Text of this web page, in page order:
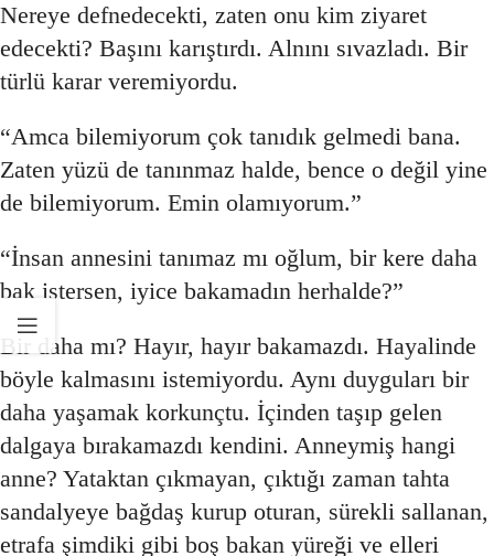
Nereye defnedecekti, zaten onu kim ziyaret
edecekti? Başını karıştırdı. Alnını sıvazladı. Bir
türlü karar veremiyordu.
“Amca bilemiyorum çok tanıdık gelmedi bana.
Zaten yüzü de tanınmaz halde, bence o değil yine
de bilemiyorum. Emin olamıyorum.”
“İnsan annesini tanımaz mı oğlum, bir kere daha
bak istersen, iyice bakamadın herhalde?”
Bir daha mı? Hayır, hayır bakamazdı. Hayalinde
böyle kalmasını istemiyordu. Aynı duyguları bir
daha yaşamak korkunçtu. İçinden taşıp gelen
dalgaya bırakamazdı kendini. Anneymiş hangi
anne? Yataktan çıkmayan, çıktığı zaman tahta
sandalyeye bağdaş kurup oturan, sürekli sallanan,
etrafa şimdiki gibi boş bakan yüreği ve elleri